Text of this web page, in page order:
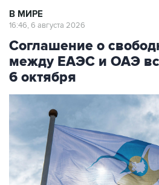
В МИРЕ
16:46, 6 августа 2026
Соглашение о
между ЕАЭС и ОАЭ
6 октября